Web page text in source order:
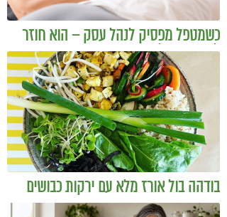
כשמטפל מפסיק לנהל עסק – הוא חוזר
להיות מטפל
בודהה בול אורז מלא עם ירקות כבושים
ומקושקשת טופו